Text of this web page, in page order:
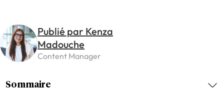
Publié par Kenza
Madouche
Content Manager
Sommaire